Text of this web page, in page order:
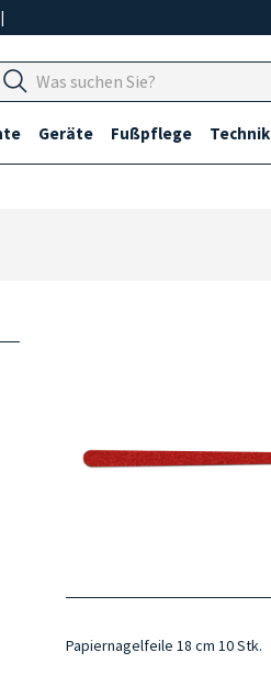
|
Geräte Fußpflege Technik
Papiernagelfeile 18 cm 10 Stk.